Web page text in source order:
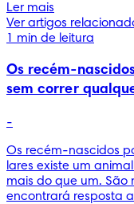
Ler mais
Ver artigos
1 min de leitura
Os recém-
sem correr
-
Os recém-nascidos
lares existe um
mais do que um. São
encontrará resposta